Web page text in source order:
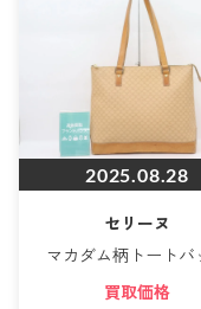
2025.08.28
セリーヌ
マカダム柄トートバ
買取価格